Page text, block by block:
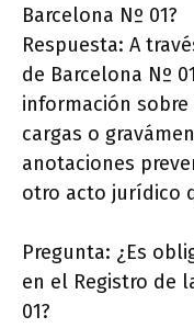
Barcelona Nº 01?
Respuesta: A
de Barcelona Nº
información
cargas o
anotaciones
otro acto jurídico
Pregunta: ¿Es
en el Registro de
01?